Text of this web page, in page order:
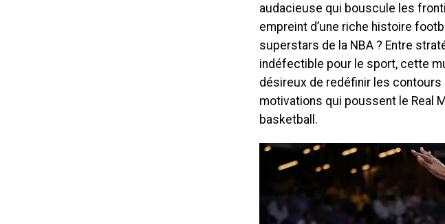
audacieuse qui bouscule les
empreint d’une riche histoire
superstars de la NBA ? Entre
indéfectible pour le sport, cette
désireux de redéfinir les
motivations qui poussent le Real
basketball.